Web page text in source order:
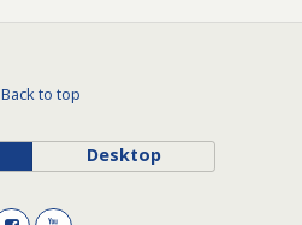
Back to top
Desktop